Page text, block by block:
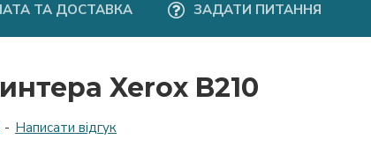
ТА ДОСТАВКА ЗАДАТИ ПИТАННЯ
Xerox B210
- Написати відгук